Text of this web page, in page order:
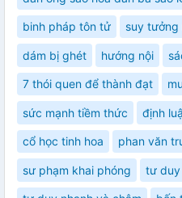
binh pháp tôn tử suy tưởng
dám bị ghét hướng nội
7 thói quen để thành đạt
sức mạnh tiềm thức định
cổ học tinh hoa phan văn
sư phạm khai phóng tư duy